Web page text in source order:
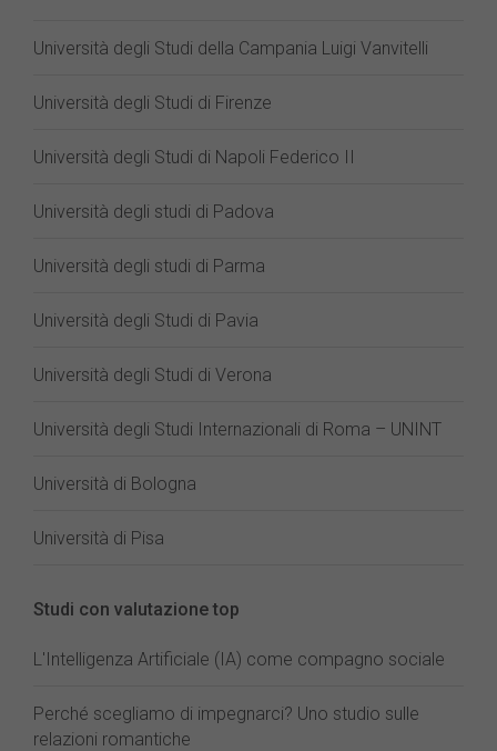
Università degli Studi della Campania Luigi Vanvitelli
Università degli Studi di Firenze
Università degli Studi di Napoli Federico II
Università degli studi di Padova
Università degli studi di Parma
Università degli Studi di Pavia
Università degli Studi di Verona
Università degli Studi Internazionali di Roma – UNINT
Università di Bologna
Università di Pisa
Studi con valutazione top
L'Intelligenza Artificiale (IA) come compagno sociale
Perché scegliamo di impegnarci? Uno studio sulle
relazioni romantiche